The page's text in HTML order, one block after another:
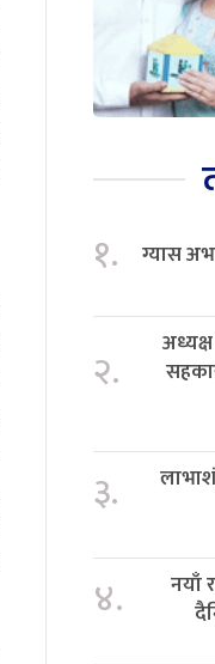
१. ग्यास
२.
३.
४.
नयाँ